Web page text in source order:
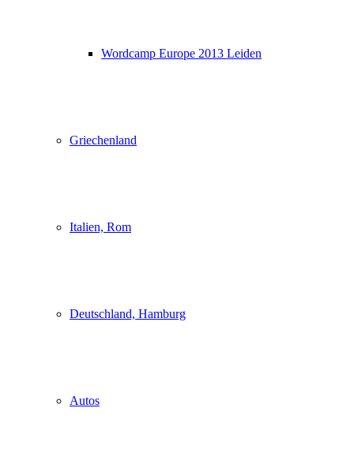
Wordcamp Europe 2013 Leiden
Griechenland
Italien, Rom
Deutschland, Hamburg
Autos